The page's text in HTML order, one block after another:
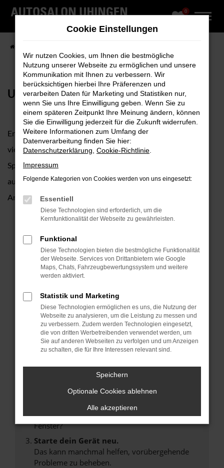
Zum
0
UNSER FAHRZEUGBESTAND
Erkunden Sie unseren umfangreichen Fuhrpark mit
vielfältiger Modellauswahl, vom Cityflitzer bis zum
Sportwagen, sofort verfügbar, geprüft, hochwertig
ausgestattet und in zahlreichen verschiedenen Farben,
Antrieben, Ausstattungen sowie Preisklassen online.
FEHLER: NETWORK
ERROR
Hier sind ein paar Tipps, die dir helfen können:
Überprüfe deine Firewall und deine
Internetverbindung.
Laden andere Webseiten, zum Beispiel deine
Suchmaschine?
Prüfe deine Browsererweiterungen.
Manche Erweiterungen, wie Werbeblocker,
können das Laden bestimmter Seiten
verhindern. Funktioniert die Seite in einem
anderen Browser oder in einem privaten
Fenster?
Starte dein Gerät neu.
Das kann manchmal helfen, vorübergehende
Probleme zu beheben.
Cookie Einstellungen
Wir nutzen Cookies, um Ihnen die bestmögliche
Nutzung unserer Webseite zu ermöglichen und unsere
Kommunikation mit Ihnen zu verbessern. Wir
berücksichtigen hierbei Ihre Präferenzen und
verarbeiten Daten für Marketing und Statistiken nur,
wenn Sie uns Ihre Einwilligung geben. Wenn Sie zu
einem späteren Zeitpunkt Ihre Meinung ändern, können
Sie die Einwilligung jederzeit für die Zukunft widerrufen.
Weitere Informationen zum Umfang der
Datenverarbeitung finden Sie hier:
Datenschutzerklärung Cookie-Richtlinie
Impressum
Folgende Kategorien von Cookies werden von uns eingesetzt:
Essentiell
Diese Technologien sind erforderlich, um die
Kernfunktionalität der Webseite zu gewährleisten.
Funktional
Diese Technologien bieten die bestmögliche Funktionalität
der Webseite. Services von Drittanbietern wie Google
Maps, Chats, Fahrzeugbewertungssystem und weitere
werden aktiviert.
Statistik und Marketing
Diese Technologien ermöglichen es uns, die Nutzung der
Webseite zu analysieren, um die Leistung zu messen und
zu verbessern. Zudem werden Technologien eingesetzt,
die von dritten Werbetreibenden verwendet werden, um
Sie auf anderen Webseiten zu verfolgen und um Anzeigen
zu schalten, die für Ihre Interessen relevant sind.
Speichern
Optionale Cookies ablehnen
Alle akzeptieren